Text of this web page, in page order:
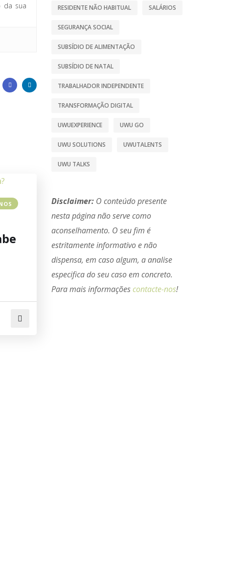
da sua
RESIDENTE NÃO HABITUAL SALÁRIOS
SEGURANÇA SOCIAL
SUBSÍDIO DE ALIMENTAÇÃO
SUBSÍDIO DE NATAL
TRABALHADOR INDEPENDENTE
TRANSFORMAÇÃO DIGITAL
UWUEXPERIENCE UWU GO
UWU SOLUTIONS UWUTALENTS
UWU TALKS
Disclaimer: O conteúdo presente
nesta página não serve como
aconselhamento. O seu fim é
estritamente informativo e não
dispensa, em caso algum, a analise
especifica do seu caso em concreto.
Para mais informações contacte-nos!